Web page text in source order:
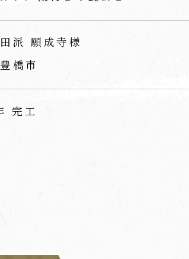
派 願成寺様
橋市
完工